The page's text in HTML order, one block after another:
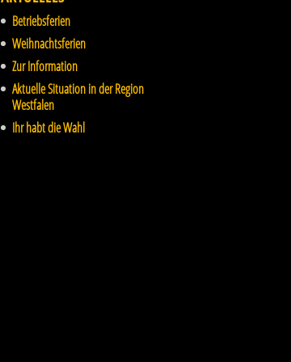
Betriebsferien
Weihnachtsferien
Zur Information
Aktuelle Situation in der Region
Westfalen
Ihr habt die Wahl